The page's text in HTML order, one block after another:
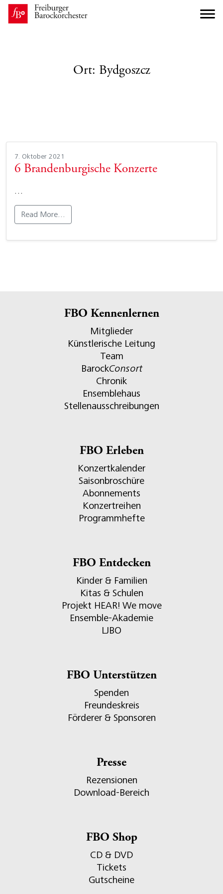
Ort: Bydgoszcz
7. Oktober 2021
6 Brandenburgische Konzerte
…
Read More…
FBO Kennenlernen
Mitglieder
Künstlerische Leitung
Team
BarockConsort
Chronik
Ensemblehaus
Stellenausschreibungen
FBO Erleben
Konzertkalender
Saisonbroschüre
Abonnements
Konzertreihen
Programmhefte
FBO Entdecken
Kinder & Familien
Kitas & Schulen
Projekt HEAR! We move
Ensemble-Akademie
LJBO
FBO Unterstützen
Spenden
Freundeskreis
Förderer & Sponsoren
Presse
Rezensionen
Download-Bereich
FBO Shop
CD & DVD
Tickets
Gutscheine